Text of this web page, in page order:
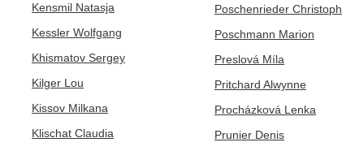
Kensmil Natasja
Kessler Wolfgang
Khismatov Sergey
Kilger Lou
Kissov Milkana
Klischat Claudia
Poschenrieder Christoph
Poschmann Marion
Preslová Míla
Pritchard Alwynne
Procházková Lenka
Prunier Denis